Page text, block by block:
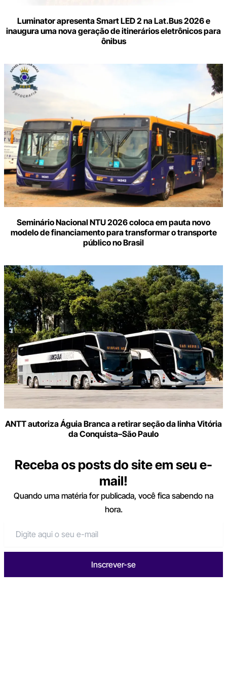
Luminator apresenta Smart LED 2 na Lat.Bus 2026 e
inaugura uma nova geração de itinerários eletrônicos para
ônibus
Seminário Nacional NTU 2026 coloca em pauta novo
modelo de financiamento para transformar o transporte
público no Brasil
ANTT autoriza Águia Branca a retirar seção da linha Vitória
da Conquista–São Paulo
Receba os posts do site em seu e-
mail!
Quando uma matéria for publicada, você fica sabendo na
hora.
Inscrever-se